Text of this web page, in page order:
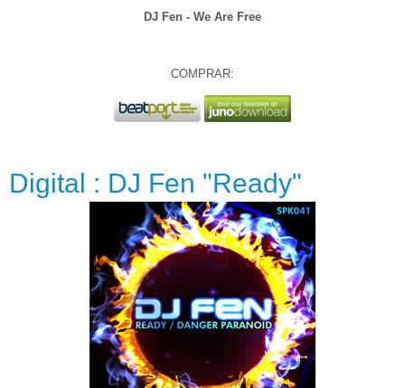
DJ Fen - We Are Free
COMPRAR:
Digital : DJ Fen "Ready"